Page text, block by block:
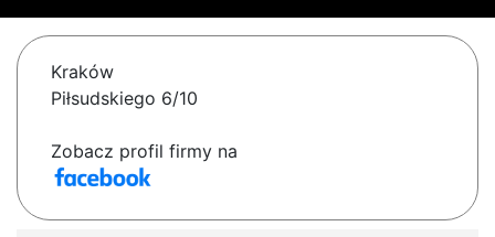
Kraków
Piłsudskiego 6/10
Zobacz profil firmy na